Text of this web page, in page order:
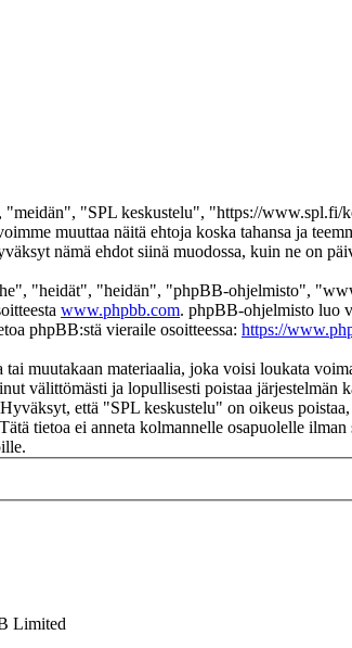
"SPL keskustelu", "https://www.spl.fi/
muuttaa näitä ehtoja koska tahansa ja
nämä ehdot siinä muodossa, kuin ne on
"heidät", "heidän", "phpBB-ohjelmisto",
www.phpbb.com. phpBB-ohjelmisto luo
phpBB:stä vieraile osoitteessa: https://
muutakaan materiaalia, joka voisi loukata
välittömästi ja lopullisesti poistaa
että "SPL keskustelu" on oikeus
tietoa ei anneta kolmannelle osapuolelle
Limited